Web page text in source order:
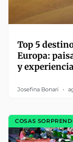
Top 5
Europa:
y
Josefina Bonari
COSAS